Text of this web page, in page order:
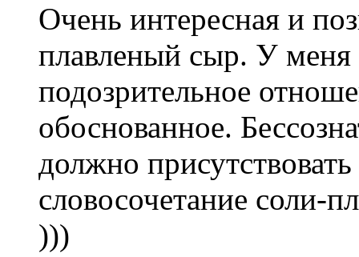
Очень интересная и
плавленый сыр. У меня
подозрительное
обоснованное.
должно
словосочетание соли-
)))